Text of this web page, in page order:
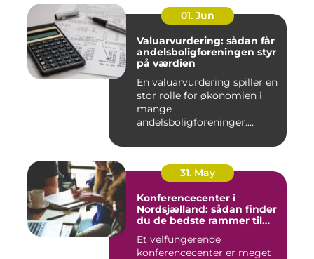
01. Jun
Valuarvurdering: sådan får
andelsboligforeningen styr
på værdien
En valuarvurdering spiller en
stor rolle for økonomien i
mange
andelsboligforeninger.
31. May
Konferencecenter i
Nordsjælland: sådan finder
du de bedste rammer til
Et velfungerende
konferencecenter er meget